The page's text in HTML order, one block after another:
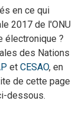
en ce qui
2017 de l'ONU
électronique ?
des Nations
et CESAO, en
de cette page
dessous.